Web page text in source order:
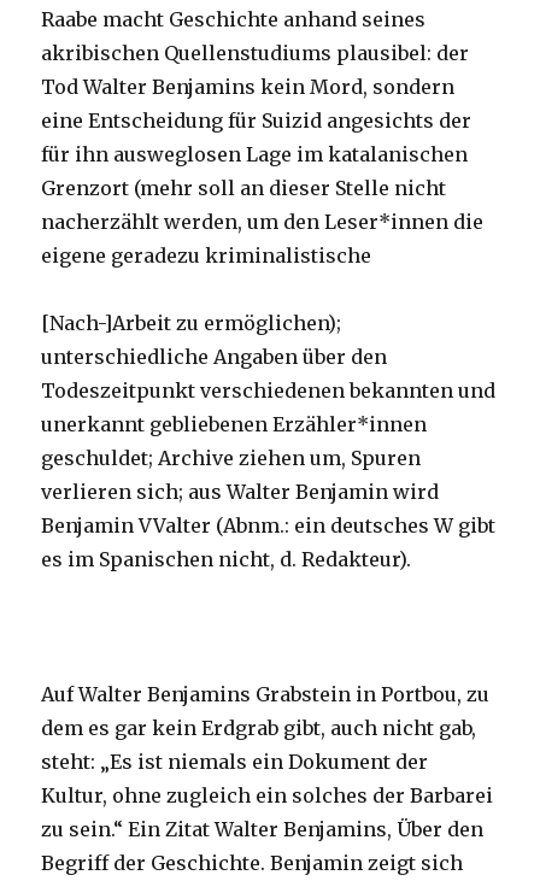
Raabe macht Geschichte anhand seines
akribischen Quellenstudiums plausibel: der
Tod Walter Benjamins kein Mord, sondern
eine Entscheidung für Suizid angesichts der
für ihn ausweglosen Lage im katalanischen
Grenzort (mehr soll an dieser Stelle nicht
nacherzählt werden, um den Leser*innen die
eigene geradezu kriminalistische
[Nach-]Arbeit zu ermöglichen);
unterschiedliche Angaben über den
Todeszeitpunkt verschiedenen bekannten und
unerkannt gebliebenen Erzähler*innen
geschuldet; Archive ziehen um, Spuren
verlieren sich; aus Walter Benjamin wird
Benjamin VValter (Abnm.: ein deutsches W gibt
es im Spanischen nicht, d. Redakteur).
Auf Walter Benjamins Grabstein in Portbou, zu
dem es gar kein Erdgrab gibt, auch nicht gab,
steht: „Es ist niemals ein Dokument der
Kultur, ohne zugleich ein solches der Barbarei
zu sein.“ Ein Zitat Walter Benjamins, Über den
Begriff der Geschichte. Benjamin zeigt sich